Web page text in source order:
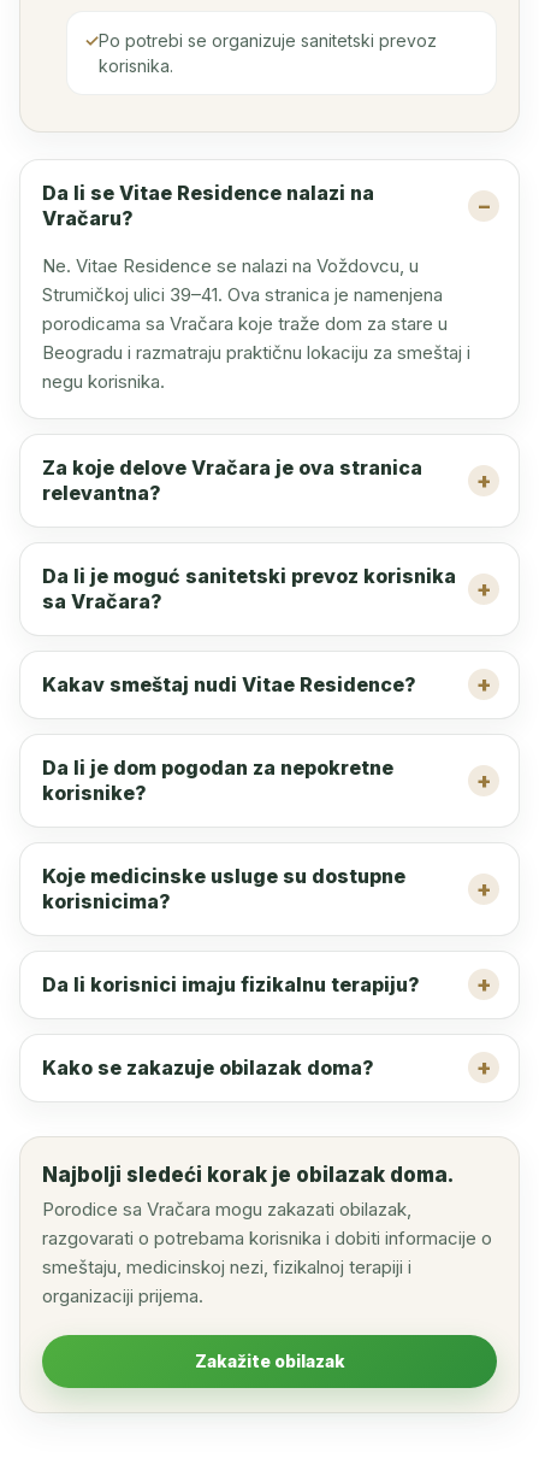
Po potrebi se organizuje sanitetski prevoz
korisnika.
Da li se Vitae Residence nalazi na
Vračaru?
Ne. Vitae Residence se nalazi na Voždovcu, u
Strumičkoj ulici 39–41. Ova stranica je namenjena
porodicama sa Vračara koje traže dom za stare u
Beogradu i razmatraju praktičnu lokaciju za smeštaj i
negu korisnika.
Za koje delove Vračara je ova stranica
relevantna?
Da li je moguć sanitetski prevoz korisnika
sa Vračara?
Kakav smeštaj nudi Vitae Residence?
Da li je dom pogodan za nepokretne
korisnike?
Koje medicinske usluge su dostupne
korisnicima?
Da li korisnici imaju fizikalnu terapiju?
Kako se zakazuje obilazak doma?
Najbolji sledeći korak je obilazak doma.
Porodice sa Vračara mogu zakazati obilazak,
razgovarati o potrebama korisnika i dobiti informacije o
smeštaju, medicinskoj nezi, fizikalnoj terapiji i
organizaciji prijema.
Zakažite obilazak